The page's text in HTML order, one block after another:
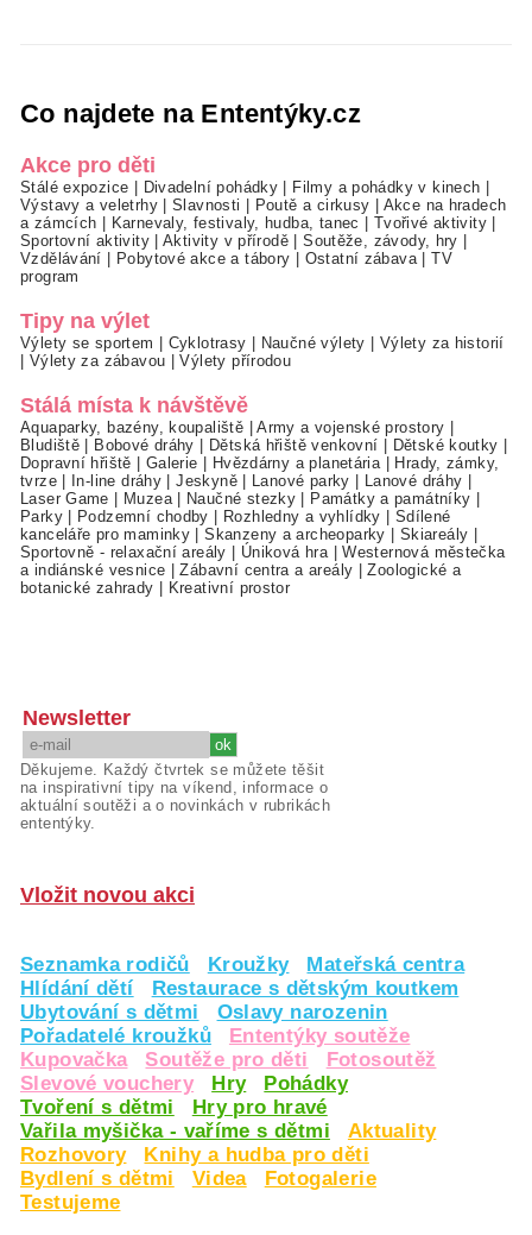
Co najdete na Ententýky.cz
Akce pro děti
Stálé expozice Divadelní pohádky Filmy a pohádky v kinech
Výstavy a veletrhy|Slavnosti Poutě a cirkusy
Akce na hradech
a zámcích
Karnevaly, festivaly, hudba, tanec Tvořivé aktivity
Sportovní aktivity|Aktivity v přírodě |Soutěže, závody, hry
Vzdělávání
Pobytové akce a tábory Ostatní zábava|TV
program
Tipy na výlet
Výlety se sportem Cyklotrasy Naučné výlety
Výlety za historií
Výlety za zábavou |Výlety přírodou
Stálá místa k návštěvě
Aquaparky, bazény, koupaliště |Army a vojenské prostory
Bludiště
Bobové dráhy Dětská hřiště venkovní Dětské koutky
Dopravní hřiště
Galerie Hvězdárny a planetária|
Hrady, zámky,
tvrze| In-line dráhy |Jeskyně| Lanové parky Lanové dráhy
Laser Game
Muzea| Naučné stezky Památky a památníky
Parky| Podzemní chodby Rozhledny a vyhlídky
Sdílené
kanceláře pro maminky |Skanzeny a archeoparky Skiareály
Sportovně - relaxační areály
Úniková hra|Westernová městečka
a indiánské vesnice |Zábavní centra a areály |Zoologické a
botanické zahrady
Kreativní prostor
Newsletter
Děkujeme. Každý čtvrtek se můžete těšit
na inspirativní tipy na víkend, informace o
aktuální soutěži a o novinkách v rubrikách
ententýky.
Vložit novou akci
Seznamka rodičů Kroužky
Mateřská centra
Hlídání dětí
Restaurace s dětským koutkem
Ubytování s dětmi
Oslavy narozenin
Pořadatelé kroužků
Ententýky soutěže
Kupovačka
Soutěže pro děti
Fotosoutěž
Slevové vouchery
Hry
Pohádky
Tvoření s dětmi
Hry pro hravé
Vařila myšička - vaříme s dětmi
Aktuality
Rozhovory
Knihy a hudba pro děti
Bydlení s dětmi
Videa
Fotogalerie
Testujeme